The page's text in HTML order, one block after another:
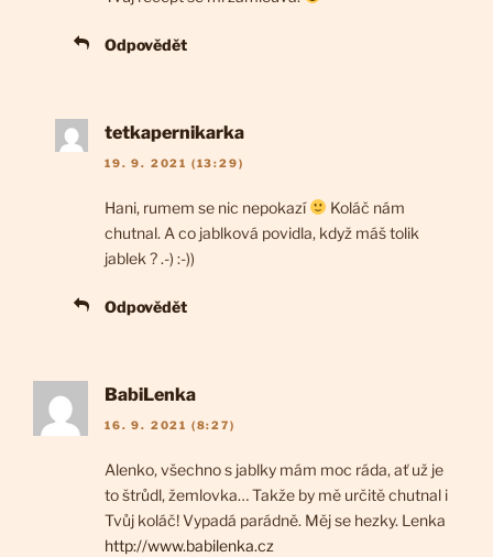
Odpovědět
tetkapernikarka
19. 9. 2021 (13:29)
Hani, rumem se nic nepokazí
Koláč nám
chutnal. A co jablková povidla, když máš tolik
jablek ? .-) :-))
Odpovědět
BabiLenka
16. 9. 2021 (8:27)
Alenko, všechno s jablky mám moc ráda, ať už je
to štrůdl, žemlovka… Takže by mě určitě chutnal i
Tvůj koláč! Vypadá parádně. Měj se hezky. Lenka
http://www.babilenka.cz